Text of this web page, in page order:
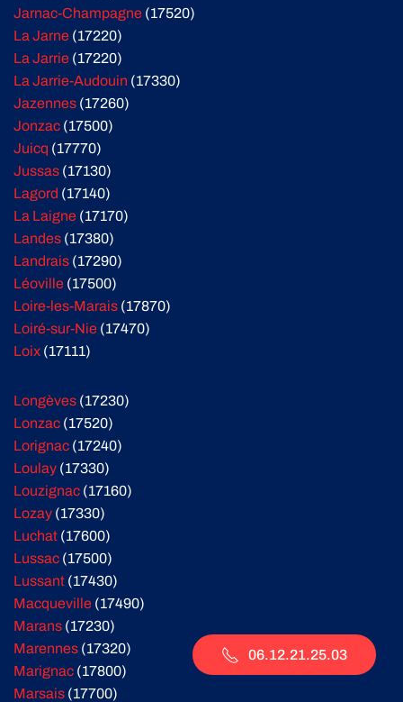
Jarnac-Champagne (17520)
La Jarne (17220)
La Jarrie (17220)
La Jarrie-Audouin (17330)
Jazennes (17260)
Jonzac (17500)
Juicq (17770)
Jussas (17130)
Lagord (17140)
La Laigne (17170)
Landes (17380)
Landrais (17290)
Léoville (17500)
Loire-les-Marais (17870)
Loiré-sur-Nie (17470)
Loix (17111)
Longèves (17230)
Lonzac (17520)
Lorignac (17240)
Loulay (17330)
Louzignac (17160)
Lozay (17330)
Luchat (17600)
Lussac (17500)
Lussant (17430)
Macqueville (17490)
Marans (17230)
Marennes (17320)
Marignac (17800)
Marsais (17700)
06.12.21.25.03